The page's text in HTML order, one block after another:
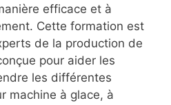
efficace et à
Cette formation est
de la production de
pour aider les
les différentes
machine à glace, à